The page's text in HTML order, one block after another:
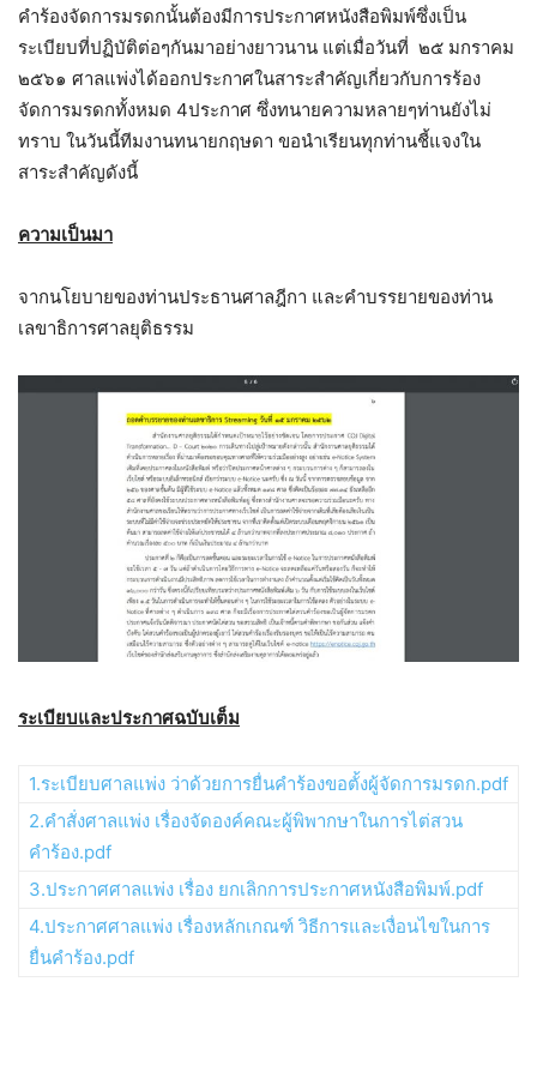
คำร้องจัดการมรดกนั้นต้องมีการประกาศหนังสือพิมพ์ซึ่งเป็น
ระเบียบที่ปฏิบัติต่อๆกันมาอย่างยาวนาน แต่เมื่อวันที่ ๒๕ มกราคม
๒๕๖๑ ศาลแพ่งได้ออกประกาศในสาระสำคัญเกี่ยวกับการร้อง
จัดการมรดกทั้งหมด 4ประกาศ ซึ่งทนายความหลายๆท่านยังไม่
ทราบ ในวันนี้ทีมงานทนายกฤษดา ขอนำเรียนทุกท่านชี้แจงใน
สาระสำคัญดังนี้
ความเป็นมา
จากนโยบายของท่านประธานศาลฎีกา และคำบรรยายของท่าน
เลขาธิการศาลยุติธรรม
ระเบียบและประกาศฉบับเต็ม
1.ระเบียบศาลแพ่ง ว่าด้วยการยื่นคำร้องขอตั้งผู้จัดการมรดก.pdf
2.คำสั่งศาลแพ่ง เรื่องจัดองค์คณะผู้พิพากษาในการไต่สวน
คำร้อง.pdf
3.ประกาศศาลแพ่ง เรื่อง ยกเลิกการประกาศหนังสือพิมพ์.pdf
4.ประกาศศาลแพ่ง เรื่องหลักเกณฑ์ วิธีการและเงื่อนไขในการ
ยื่นคำร้อง.pdf